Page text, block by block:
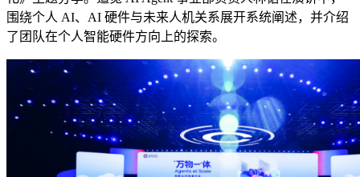
围绕个人 AI、AI 硬件与未来人机关系展开系统阐述，并介绍
了团队在个人智能硬件方向上的探索。